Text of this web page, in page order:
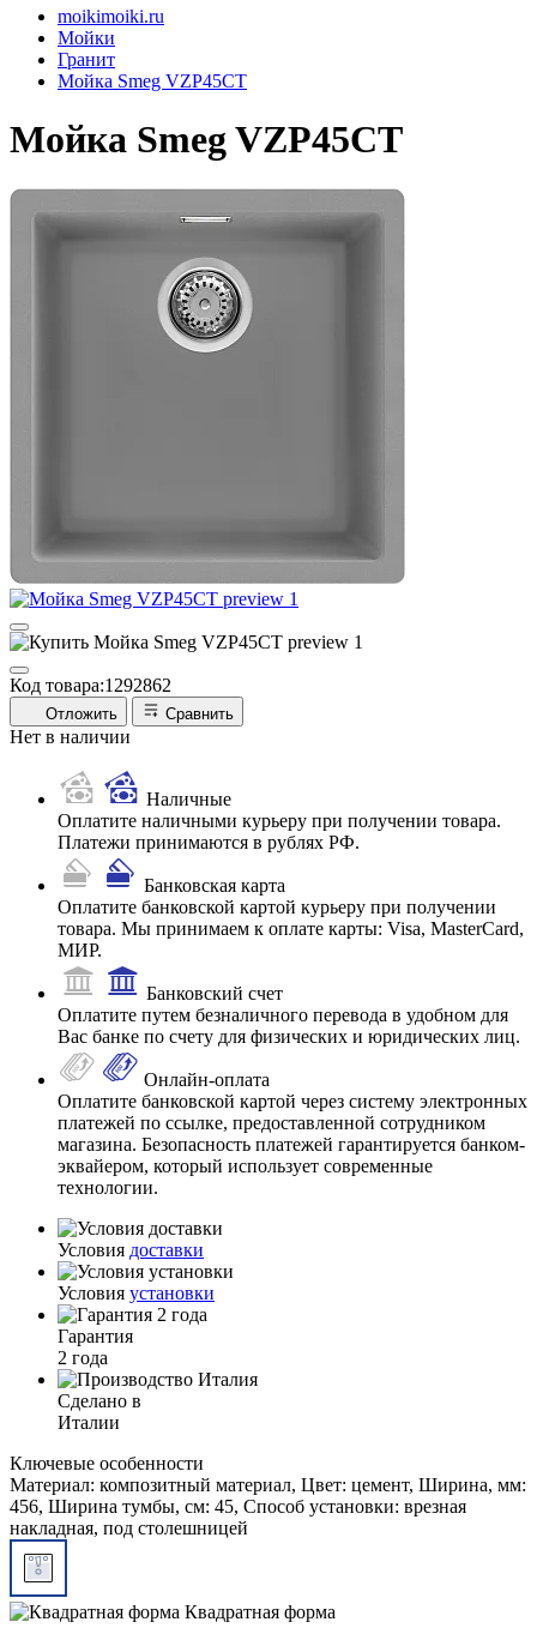
moikimoiki.ru
Мойки
Гранит
Мойка Smeg VZP45CT
Мойка Smeg VZP45CT
Код товара:1292862
Отложить Сравнить
Нет в наличии
Наличные
Оплатите наличными курьеру при получении товара.
Платежи принимаются в рублях РФ.
Банковская карта
Оплатите банковской картой курьеру при получении
товара. Мы принимаем к оплате карты: Visa, MasterCard,
МИР.
Банковский счет
Оплатите путем безналичного перевода в удобном для
Вас банке по счету для физических и юридических лиц.
Онлайн-оплата
Оплатите банковской картой через систему электронных
платежей по ссылке, предоставленной сотрудником
магазина. Безопасность платежей гарантируется банком-
эквайером, который использует современные
технологии.
Условия доставки
Условия установки
Гарантия
2 года
Сделано в
Италии
Ключевые особенности
Материал: композитный материал, Цвет: цемент, Ширина, мм:
456, Ширина тумбы, см: 45, Способ установки: врезная
накладная, под столешницей
Квадратная форма